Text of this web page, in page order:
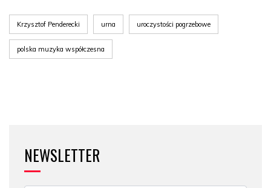
Krzysztof Penderecki urna uroczystości pogrzebowe
polska muzyka współczesna
NEWSLETTER